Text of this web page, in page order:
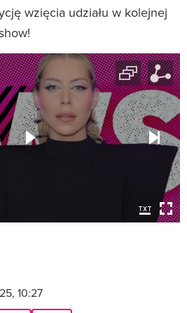
wzięcia udziału w kolejnej
10:27